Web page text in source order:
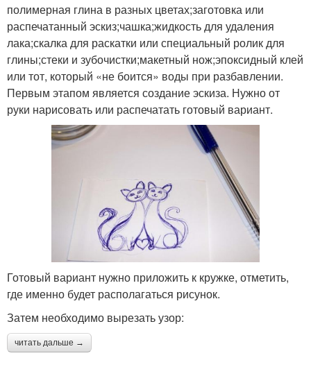
полимерная глина в разных цветах;заготовка или
распечатанный эскиз;чашка;жидкость для удаления
лака;скалка для раскатки или специальный ролик для
глины;стеки и зубочистки;макетный нож;эпоксидный клей
или тот, который «не боится» воды при разбавлении.
Первым этапом является создание эскиза. Нужно от
руки нарисовать или распечатать готовый вариант.
Готовый вариант нужно приложить к кружке, отметить,
где именно будет располагаться рисунок.
Затем необходимо вырезать узор:
читать дальше →